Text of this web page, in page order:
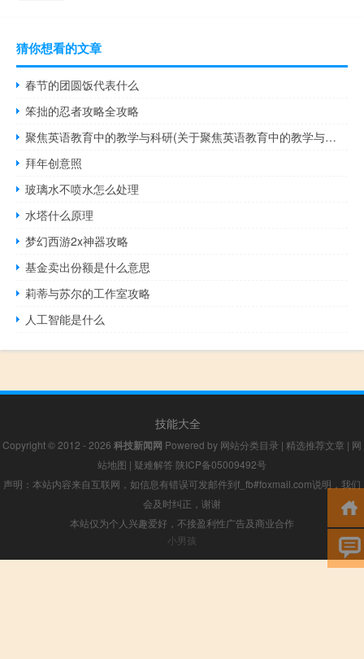
猜你想看的文章
春节的团圆饭代表什么
笨拙的忍者攻略全攻略
聚焦英语教育中的教学与科研(关于聚焦英语教育中的教学与科研简述)
拜年创意照
玻璃水不喷水怎么处理
水塔什么原理
梦幻西游2x神器攻略
基金卖出份额是什么意思
莉蒂与苏尔的工作室攻略
人工智能是什么
技能大全
Copyright © 2012 - 2026 科技新闻网 Powered by 网站分类目录 | 精选推荐文章 | 网
站地图 | 疑难解答 陕ICP备05009492号
声明：本站内容来自互联网，如信息有错误可发邮件到f_fb#foxmail.com说明，我们
会及时纠正，谢谢
本站仅为个人兴趣爱好，不接盈利性广告及商业合作
小男孩